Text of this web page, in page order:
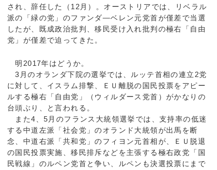
され、辞任した（12月）。オーストリアでは、リベラル
派の「緑の党」のファンダ―ベレン元党首が僅差で当選
したが、既成政治批判、移民受け入れ批判の極右「自由
党」が僅差で迫ってきた。
明2017年はどうか。
3月のオランダ下院の選挙では、ルッテ首相の連立2党
に対して、イスラム排撃、ＥＵ離脱の国民投票をアピー
ルする極右「自由党」（ウィルダース党首）がかなりの
台頭ぶり、と言われる。
また4、5月のフランス大統領選挙では、支持率の低迷
する中道左派「社会党」のオランド大統領が出馬を断
念、中道右派「共和党」のフィヨン元首相が、ＥＵ脱退
の国民投票実施、移民排斥などを主張する極右政党「国
民戦線」のルペン党首と争い、ルペンも決選投票にまで